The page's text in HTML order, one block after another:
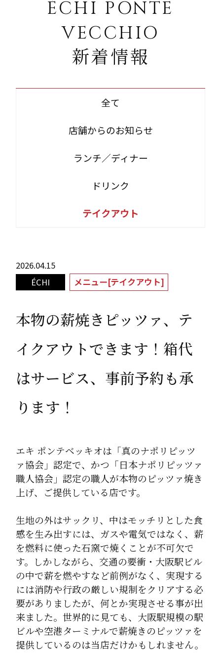
ÉCHI PONTE
VECCHIO
新着情報
全て
店舗からのお知らせ
ランチ／ディナー
ドリンク
テイクアウト
2026.04.15
ÉCHI
メニュー[テイクアウト]
本物の薪焼きピッツァ、テ
イクアウトできます！箱代
はサービス、事前予約も承
ります！
エキ ポンテベッキオは「真のナポリピッツ
ァ協会」認定で、かつ「日本ナポリピッツァ
職人協会」認定の職人が本物のピッツァ焼き
上げ、ご提供している店です。
生地の外はサックリ、中はモッチリとした食
感を生み出すには、ガスや電気ではなく、薪
を燃料に使った石窯で焼くことが不可欠で
す。しかしながら、交通の要衝・大阪駅ビル
の中で薪を燃やすなど前例がなく、実現する
には消防や行政の厳しい規制をクリアする必
要がありましたが、何とか実現させる事が出
来ました。世界的に見ても、大阪駅規模の駅
ビルや空港ターミナルで薪焼きのピッツァを
提供しているのは当店だけかもしれません。